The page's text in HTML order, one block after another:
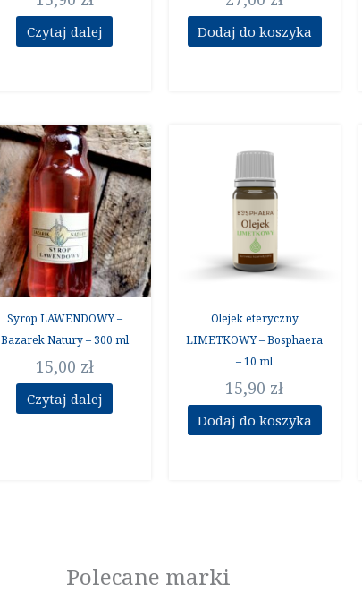
Czytaj dalej Dodaj do koszyka
Syrop LAWENDOWY –
Bazarek Natury – 300 ml
15,00 zł
Czytaj dalej
Olejek eteryczny
LIMETKOWY – Bosphaera
– 10 ml
15,90 zł
Dodaj do koszyka
Polecane marki